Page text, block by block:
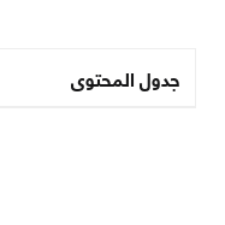
جدول المحتوى